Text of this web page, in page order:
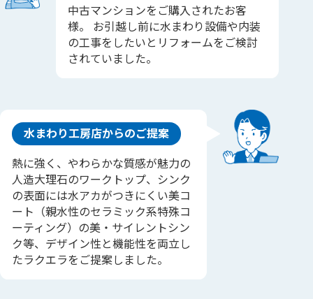
中古マンションをご購入されたお客
様。 お引越し前に水まわり設備や内装
の工事をしたいとリフォームをご検討
されていました。
水まわり工房店からのご提案
熱に強く、やわらかな質感が魅力の
人造大理石のワークトップ、シンク
の表面には水アカがつきにくい美コ
ート（親水性のセラミック系特殊コ
ーティング）の美・サイレントシン
ク等、デザイン性と機能性を両立し
たラクエラをご提案しました。